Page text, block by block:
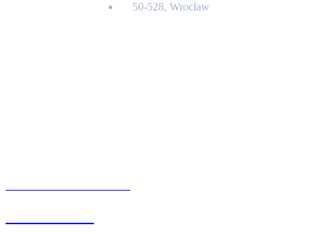
50-528, Wrocław